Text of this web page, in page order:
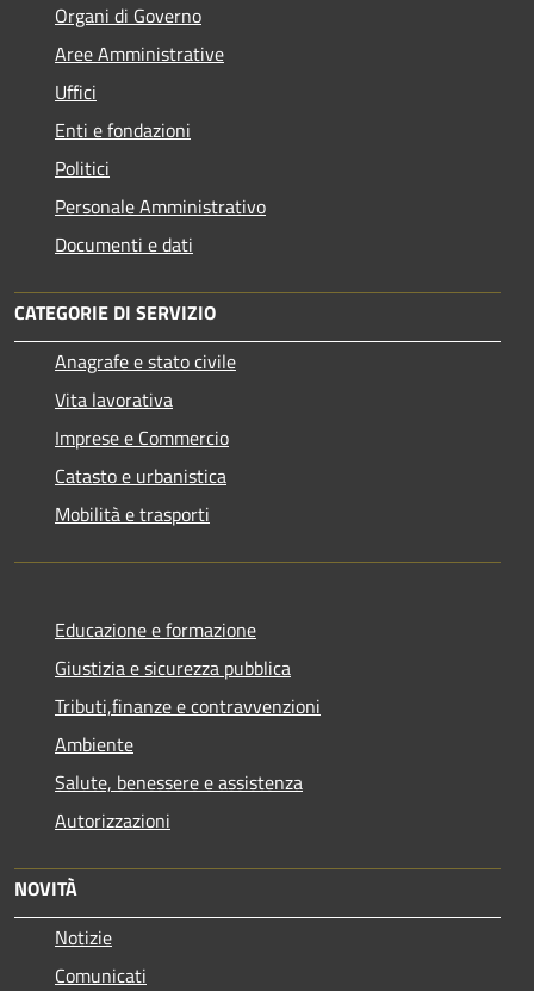
Organi di Governo
Aree Amministrative
Uffici
Enti e fondazioni
Politici
Personale Amministrativo
Documenti e dati
CATEGORIE DI SERVIZIO
Anagrafe e stato civile
Vita lavorativa
Imprese e Commercio
Catasto e urbanistica
Mobilità e trasporti
Educazione e formazione
Giustizia e sicurezza pubblica
Tributi,finanze e contravvenzioni
Ambiente
Salute, benessere e assistenza
Autorizzazioni
NOVITÀ
Notizie
Comunicati